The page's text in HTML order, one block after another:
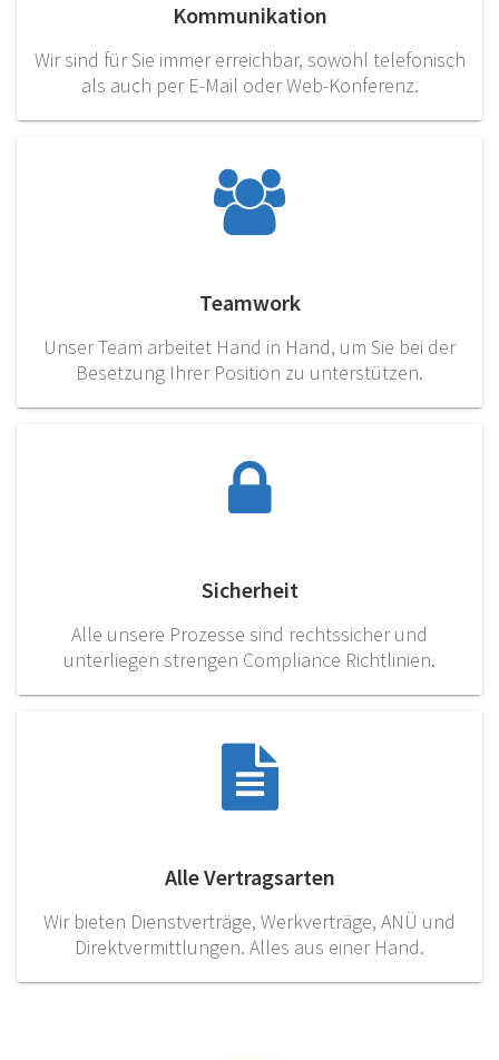
Kommunikation
Wir sind für Sie immer erreichbar, sowohl telefonisch
als auch per E-Mail oder Web-Konferenz.
Teamwork
Unser Team arbeitet Hand in Hand, um Sie bei der
Besetzung Ihrer Position zu unterstützen.
Sicherheit
Alle unsere Prozesse sind rechtssicher und
unterliegen strengen Compliance Richtlinien.
Alle Vertragsarten
Wir bieten Dienstverträge, Werkverträge, ANÜ und
Direktvermittlungen. Alles aus einer Hand.